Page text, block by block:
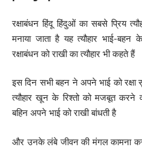
रक्षाबंधन हिंदू हिंदुओं का सबसे प्रिय
मनाया जाता है यह त्यौहार भाई-बहन
रक्षाबंधन को राखी का त्यौहार भी कहते हैं
इस दिन सभी बहन ने अपने भाई को रक्षा
त्यौहार खून के रिश्तो को मजबूत करने
बहिन अपने भाई को राखी बांधती है
और उनके लंबे जीवन की मंगल कामना